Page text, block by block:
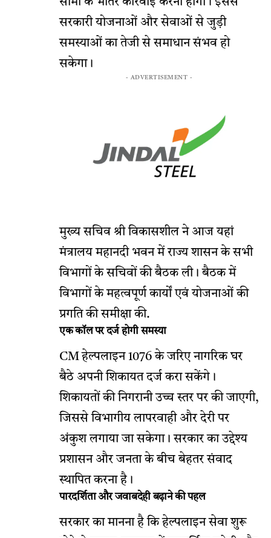
सरकारी योजनाओं और सेवाओं से जुड़ी
समस्याओं का तेजी से समाधान संभव हो
सकेगा।
- ADVERTISEMENT -
मुख्य सचिव श्री विकासशील ने आज यहां
मंत्रालय महानदी भवन में राज्य शासन के सभी
विभागों के सचिवों की बैठक ली। बैठक में
विभागों के महत्वपूर्ण कार्यों एवं योजनाओं की
प्रगति की समीक्षा की.
एक कॉल पर दर्ज होगी समस्या
CM हेल्पलाइन 1076 के जरिए नागरिक घर
बैठे अपनी शिकायत दर्ज करा सकेंगे।
शिकायतों की निगरानी उच्च स्तर पर की जाएगी,
जिससे विभागीय लापरवाही और देरी पर
अंकुश लगाया जा सकेगा। सरकार का उद्देश्य
प्रशासन और जनता के बीच बेहतर संवाद
स्थापित करना है।
पारदर्शिता और जवाबदेही बढ़ाने की पहल
सरकार का मानना है कि हेल्पलाइन सेवा शुरू